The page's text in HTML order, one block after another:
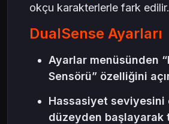
okçu karakterlerle fark edilir.
DualSense Ayarları
Ayarlar menüsünden
Sensörü” özelliğini
Hassasiyet seviyesini
düzeyden başlayarak